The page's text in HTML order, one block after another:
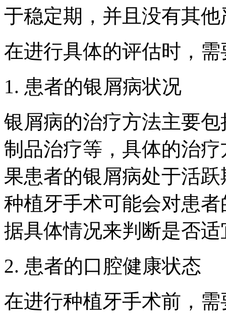
于稳定期，并且没有其
在进行具体的评估时，
1. 患者的银屑病状况
银屑病的治疗方法主要
制品治疗等，具体的治
果患者的银屑病处于活
种植牙手术可能会对患
据具体情况来判断是否
2. 患者的口腔健康状态
在进行种植牙手术前，